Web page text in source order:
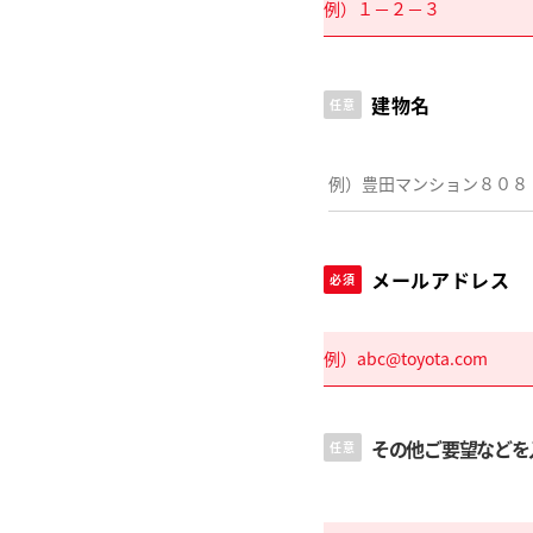
任意 建物名
必須 メールアドレス
任意 その他ご要望など